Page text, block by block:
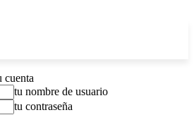
cuenta
tu nombre de usuario
tu contraseña